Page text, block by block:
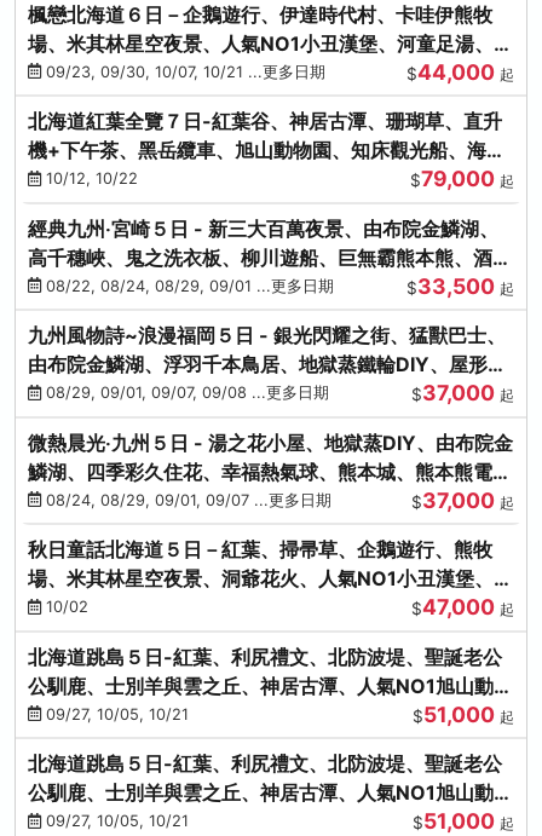
楓戀北海道６日－企鵝遊行、伊達時代村、卡哇伊熊牧
場、米其林星空夜景、人氣NO1小丑漢堡、河童足湯、奇
幻燈遊步道、洞爺花火
09/23, 09/30, 10/07, 10/21 ...更多日期 $44,000 起
北海道紅葉全覽７日-紅葉谷、神居古潭、珊瑚草、直升
機+下午茶、黑岳纜車、旭山動物園、知床觀光船、海膽
涮涮鍋(不進免稅店)
10/12, 10/22 $79,000 起
經典九州‧宮崎５日 - 新三大百萬夜景、由布院金鱗湖、
高千穗峽、鬼之洗衣板、柳川遊船、巨無霸熊本熊、酒造
見學試飲
08/22, 08/24, 08/29, 09/01 ...更多日期 $33,500 起
九州風物詩~浪漫福岡５日 - 銀光閃耀之街、猛獸巴士、
由布院金鱗湖、浮羽千本鳥居、地獄蒸鐵輪DIY、屋形船
晚宴、鸕鶿捕魚
08/29, 09/01, 09/07, 09/08 ...更多日期 $37,000 起
微熱晨光‧九州５日 - 湯之花小屋、地獄蒸DIY、由布院金
鱗湖、四季彩久住花、幸福熱氣球、熊本城、熊本熊電
鐵、螃蟹吃到飽
08/24, 08/29, 09/01, 09/07 ...更多日期 $37,000 起
秋日童話北海道５日－紅葉、掃帚草、企鵝遊行、熊牧
場、米其林星空夜景、洞爺花火、人氣NO1小丑漢堡、螃
蟹放題(千/函)
10/02 $47,000 起
北海道跳島５日-紅葉、利尻禮文、北防波堤、聖誕老公
公馴鹿、士別羊與雲之丘、神居古潭、人氣NO1旭山動物
園、海膽涮涮鍋
09/27, 10/05, 10/21 $51,000 起
北海道跳島５日-紅葉、利尻禮文、北防波堤、聖誕老公
公馴鹿、士別羊與雲之丘、神居古潭、人氣NO1旭山動物
園、海膽涮涮鍋
09/27, 10/05, 10/21 $51,000 起